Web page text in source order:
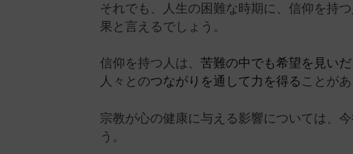
それでも、人生の困難な時期に、信仰を持
果と言えるでしょう。
信仰を持つ人は、苦難の中でも希望を見いだ
人々とのつながりを通して力を得る ことがあ
宗教が心の健康に与える影響については、
う。